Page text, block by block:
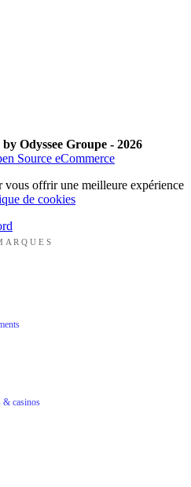
Odyssee Groupe - 2026
Source eCommerce
vous offrir une meilleure expérience
de cookies
& casinos